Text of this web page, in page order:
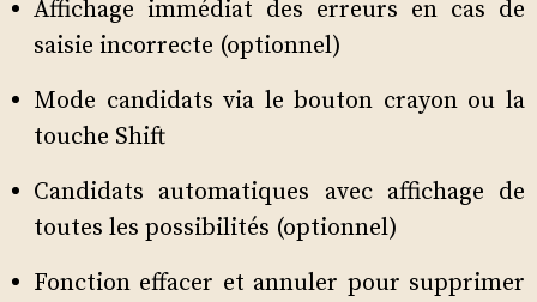
Affichage immédiat des erreurs en cas de
saisie incorrecte (optionnel)
Mode candidats via le bouton crayon ou la
touche Shift
Candidats automatiques avec affichage de
toutes les possibilités (optionnel)
Fonction effacer et annuler pour supprimer